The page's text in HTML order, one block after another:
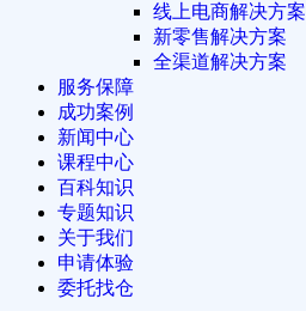
线上电商解决方案
新零售解决方案
全渠道解决方案
服务保障
成功案例
新闻中心
课程中心
百科知识
专题知识
关于我们
申请体验
委托找仓